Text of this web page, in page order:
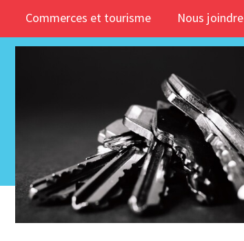
Commerces et tourisme Nous joindre